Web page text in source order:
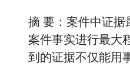
摘 要：案件中证
案件事实进行最大
到的证据不仅能用